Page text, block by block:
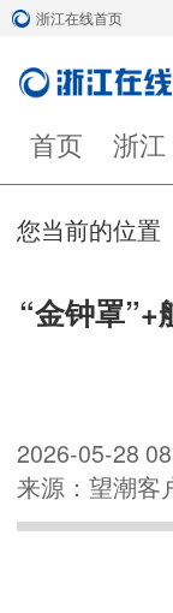
浙江在线首页
首页 浙江
您当前的位置
“金钟罩”+
2026-05-28
来源：望潮客